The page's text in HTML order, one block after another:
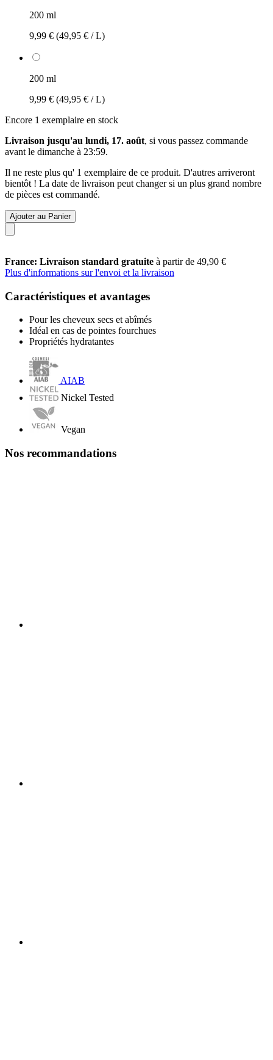
200 ml
9,99 € (49,95 € / L)
200 ml
9,99 € (49,95 € / L)
Encore 1 exemplaire en stock
Livraison jusqu'au lundi, 17. août, si vous passez commande
avant le dimanche à 23:59.
Il ne reste plus qu' 1 exemplaire de ce produit. D'autres arriveront
bientôt ! La date de livraison peut changer si un plus grand nombre
de pièces est commandé.
Ajouter au Panier
France: Livraison standard gratuite à partir de 49,90 €
Plus d'informations sur l'envoi et la livraison
Caractéristiques et avantages
Pour les cheveux secs et abîmés
Idéal en cas de pointes fourchues
Propriétés hydratantes
AIAB
Nickel Tested
Vegan
Nos recommandations